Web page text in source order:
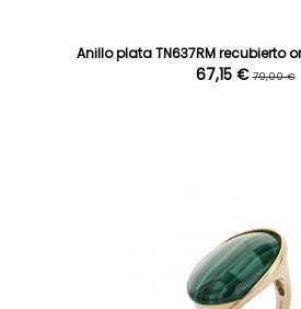
Anillo plata TN637RM recubierto
67,15 €79,00 €